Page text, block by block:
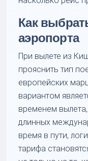
Как
аэропорта
При вылете из
прояснить тип
европейских
вариантом
временем
длинных
время в пути,
тарифа